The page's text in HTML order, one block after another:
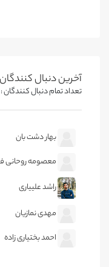
آخرین دنبال
تعداد تمام دنبال کنندگان : 17
بهار دشت بان
معصومه روحانی
راشد علییاری
مهدی نمازیان
احمد بختیاری زاده